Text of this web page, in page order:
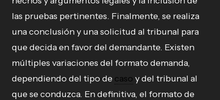
las pruebas pertinentes. Finalmente, se realiza
una conclusión y una solicitud al tribunal para
que decida en favor del demandante. Existen
múltiples variaciones del formato demanda,
dependiendo del tipo de caso y del tribunal al
que se conduzca. En definitiva, el formato de